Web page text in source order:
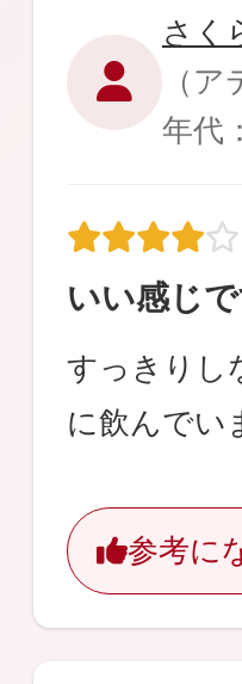
さく
（
年代
いい感じ
すっきりし
に飲んでい
参考に